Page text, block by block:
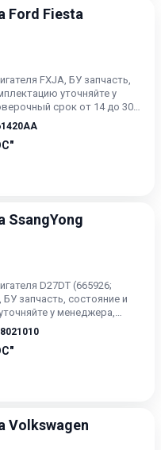
Ford Fiesta
FXJA, БУ запчасть,
уточняйте у
срок от 14 до 30
SsangYong
D27DT (665926;
БУ запчасть, состояние и
у менеджера,
от 14 до...
Volkswagen